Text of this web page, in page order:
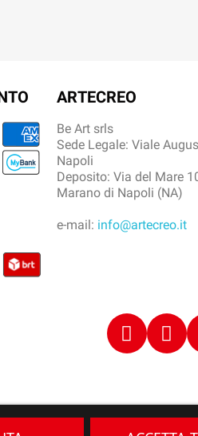
ARTECREO
Be Art srls
Sede Legale: Viale
Napoli
Deposito: Via del Mare
Marano di Napoli (NA)
e-mail: info@artecreo.it